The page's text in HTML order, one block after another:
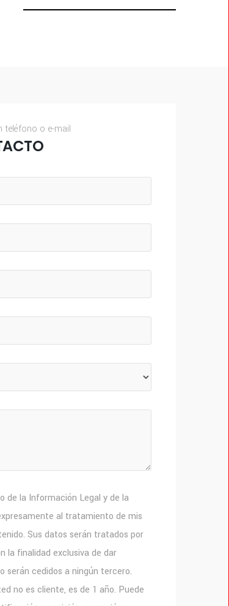
teléfono o e-mail
de la Información Legal y de la
al tratamiento de mis
Sus datos serán tratados por
la finalidad exclusiva de dar
serán cedidos a ningún tercero.
no es cliente, es de 1 año. Puede